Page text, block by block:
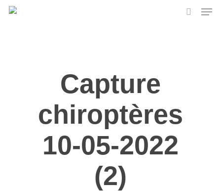
Skip
Capture
chiroptères
10-05-2022
(2)